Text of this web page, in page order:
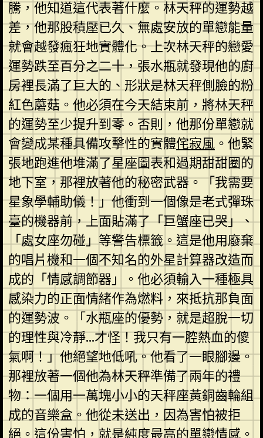
騰，他知道這代表著什麼。林天秤的運勢越
差，他那股積壓已久、無處安放的單戀能量
就會越發瘋狂地實體化。上次林天秤的戀愛
運勢跌至百分之二十，張水瓶就發現他的廚
房裡長滿了巨大的、形狀是林天秤側臉的粉
紅色蘑菇。他必須在今天結束前，將林天秤
的運勢至少提升到零。否則，他那份單戀就
會變成某種具備攻擊性的實體侘寂風。他緊
張地跑進他堆滿了星座圖表和過期甜甜圈的
地下室，那裡放著他的秘密武器。「我需要
星象學輔助儀！」他衝到一個像是老式彈珠
臺的機器前，上面貼滿了「巨蟹座已哭」、
「處女座勿碰」等警告標籤。這是他用廢棄
的唱片機和一個不知名的外星計算器改造而
成的「情感調節器」。他必須輸入一種極具
感染力的正面情緒作為燃料，來抵抗那負面
的運勢波。「水瓶座的優勢，就是超脫一切
的理性與冷靜…才怪！我只有一腔熱血的傻
氣啊！」他絕望地低吼。他看了一眼腳邊。
那裡放著一個他為林天秤準備了兩年的禮
物：一個用一萬塊小小的天秤座黃銅齒輪組
成的音樂盒。他從未送出，因為害怕被拒
絕。這份害怕，就是純度最高的單戀情感。